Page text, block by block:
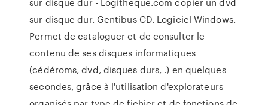
sur disque dur. Gentibus CD. Logiciel Windows.
Permet de cataloguer et de consulter le
contenu de ses disques informatiques
(cédéroms, dvd, disques durs, .) en quelques
secondes, grâce à l'utilisation d'explorateurs